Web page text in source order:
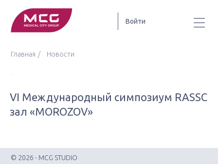
Войти
Главная Новости
VI Международный симпозиум RASSC
зал «MOROZOV»
© 2026 - MCG STUDIO